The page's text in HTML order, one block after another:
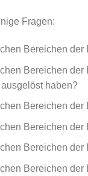
Fragen:
Bereichen
Bereichen
ausgelöst haben?
Bereichen
Bereichen
Bereichen
Bereichen